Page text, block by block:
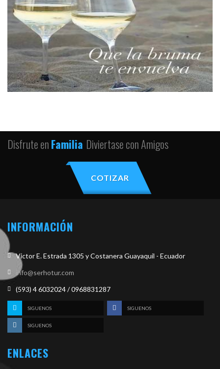
Disfrute enFamilia Diviertase con Amigos
COTIZAR
INFORMACIÓN
Victor E. Estrada 1305 y Costanera Guayaquil - Ecuador
info@serhotur.com
(593) 4 6032024 / 0968831287
SIGUENOS SIGUENOS
SIGUENOS
ENLACES